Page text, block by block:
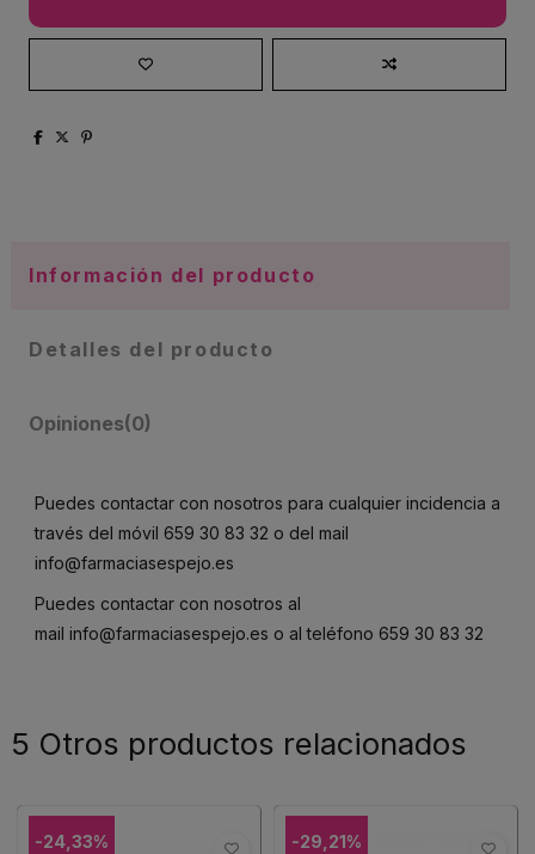
Información del producto
Detalles del producto
Opiniones(0)
Puedes contactar con nosotros para cualquier incidencia a
través del móvil 659 30 83 32 o del mail
info@farmaciasespejo.es
Puedes contactar con nosotros al
mail info@farmaciasespejo.es o al teléfono 659 30 83 32
5 Otros productos relacionados
-24,33% -29,21%